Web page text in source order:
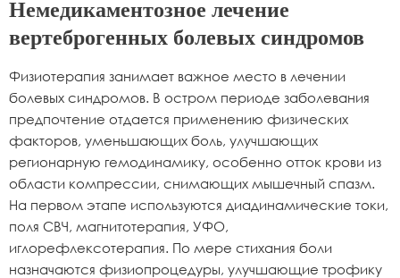
Немедикаментозное лечение
вертеброгенных болевых синдромов
Физиотерапия занимает важное место в лечении
болевых синдромов. В остром периоде заболевания
предпочтение отдается применению физических
факторов, уменьшающих боль, улучшающих
регионарную гемодинамику, особенно отток крови из
области компрессии, снимающих мышечный спазм.
На первом этапе используются диадинамические токи,
поля СВЧ, магнитотерапия, УФО,
иглорефлексотерапия. По мере стихания боли
назначаются физиопроцедуры, улучшающие трофику